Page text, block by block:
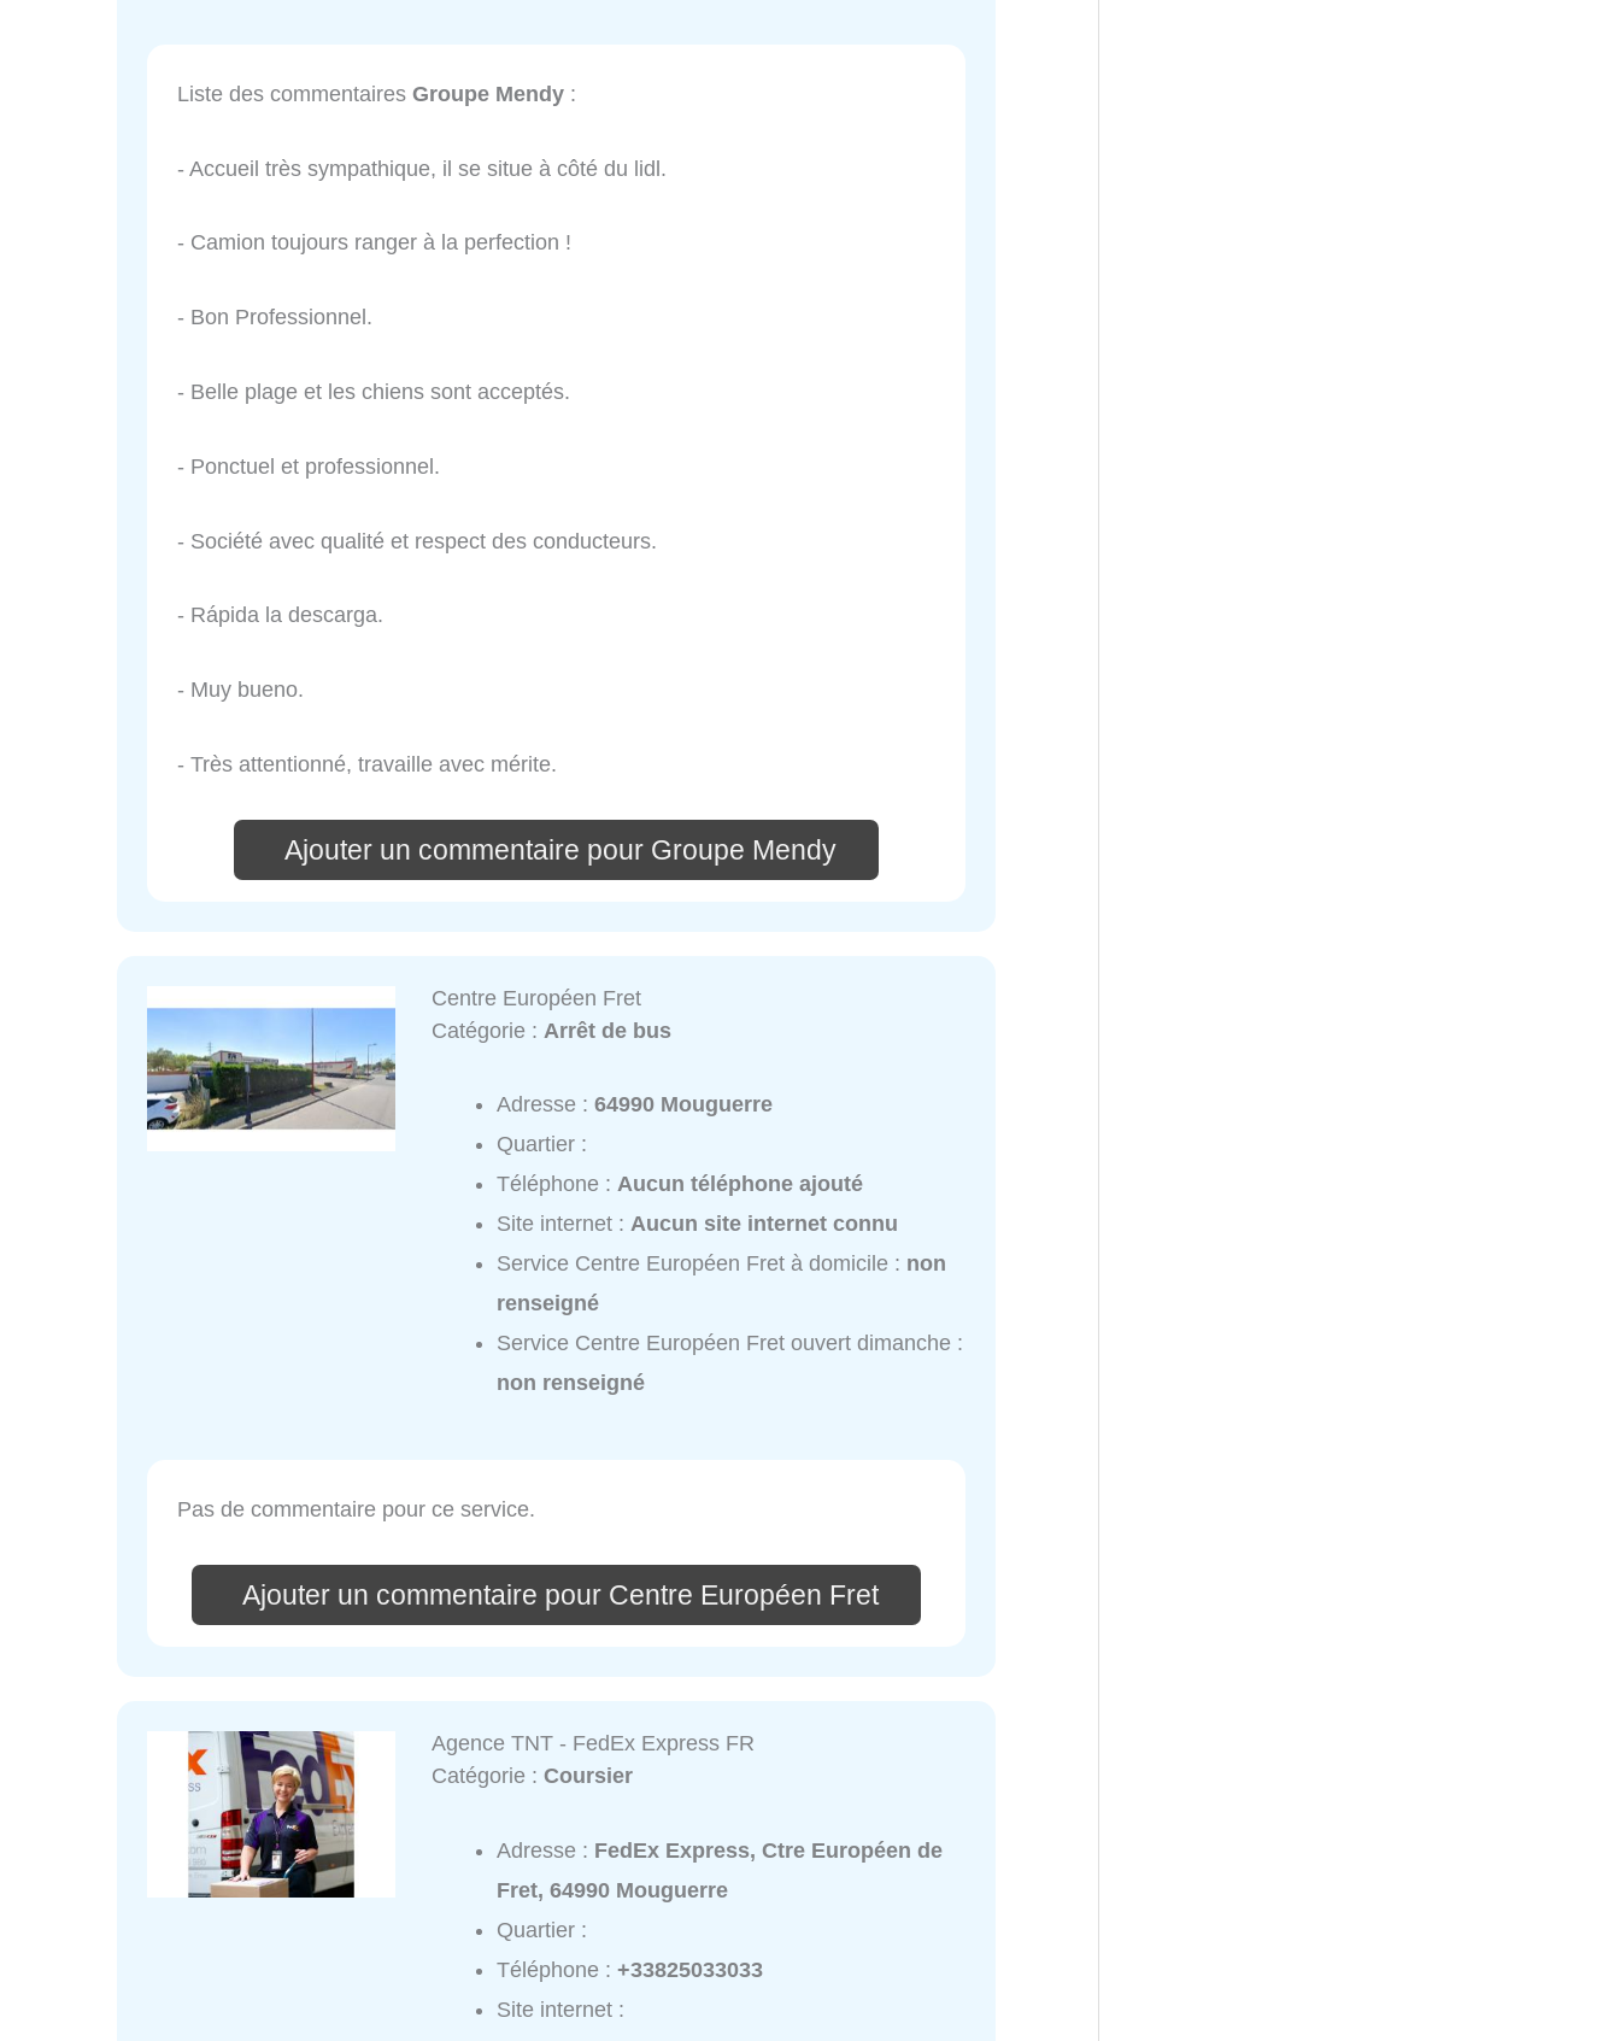
Liste des commentaires Groupe Mendy :
- Accueil très sympathique, il se situe à côté du lidl.
- Camion toujours ranger à la perfection !
- Bon Professionnel.
- Belle plage et les chiens sont acceptés.
- Ponctuel et professionnel.
- Société avec qualité et respect des conducteurs.
- Rápida la descarga.
- Muy bueno.
- Très attentionné, travaille avec mérite.
Ajouter un commentaire pour Groupe Mendy
Centre Européen Fret
Catégorie : Arrêt de bus
Adresse :64990 Mouguerre
Quartier :
Téléphone :Aucun téléphone ajouté
Site internet :Aucun site internet connu
Service Centre Européen Fret à domicile : non
renseigné
Service Centre Européen Fret ouvert dimanche :
non renseigné
Pas de commentaire pour ce service.
Ajouter un commentaire pour Centre Européen Fret
Agence TNT - FedEx Express FR
Catégorie :Coursier
Adresse : FedEx Express, Ctre Européen de
Fret, 64990 Mouguerre
Quartier :
Téléphone :+33825033033
Site internet :